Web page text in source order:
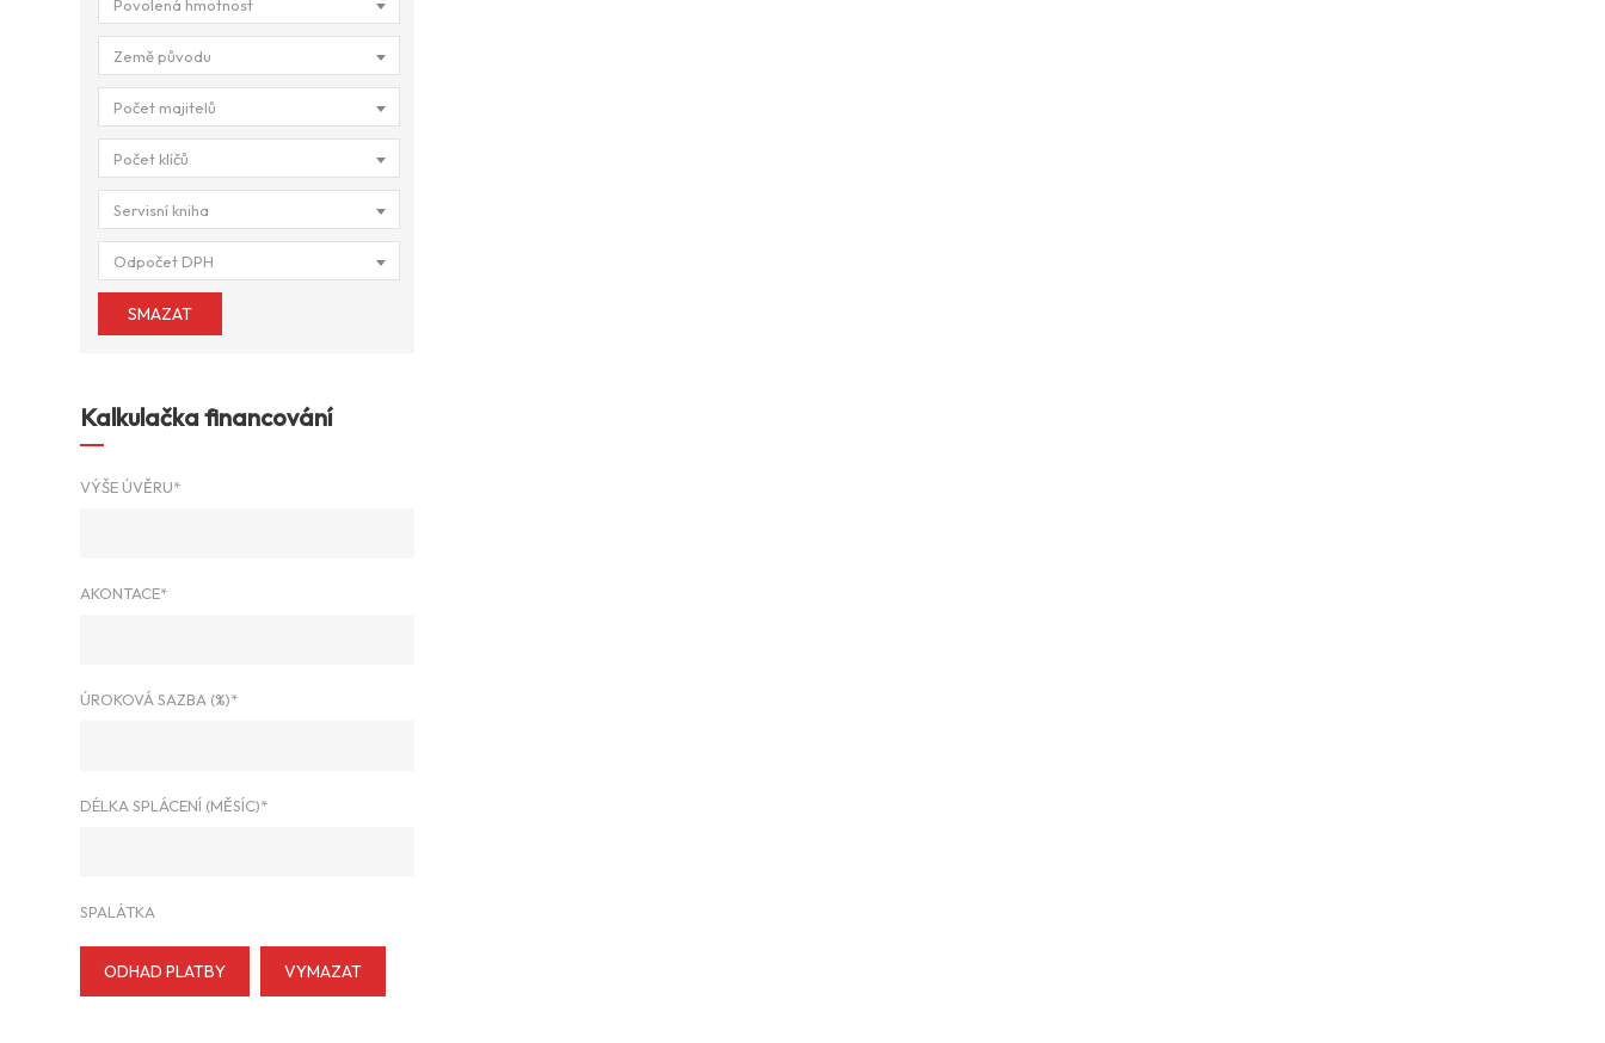
Povolená hmotnost
Země původu
Počet majitelů
Počet klíčů
Servisní kniha
Odpočet DPH
SMAZAT
Kalkulačka financování
VÝŠE ÚVĚRU*
AKONTACE*
ÚROKOVÁ SAZBA (%)*
DÉLKA SPLÁCENÍ (MĚSÍC)*
SPALÁTKA
ODHAD PLATBY VYMAZAT